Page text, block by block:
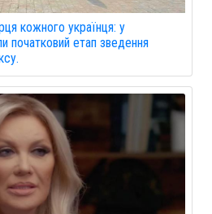
кожного українця: у
початковий етап зведення